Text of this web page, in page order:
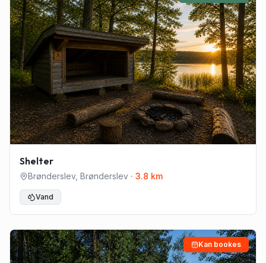
Shelter
Brønderslev, Brønderslev · 3.8 km
Vand
Kan bookes